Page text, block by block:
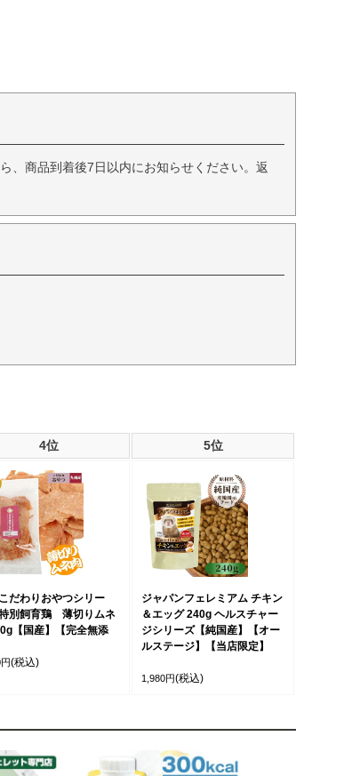
、商品到着後7日以内にお知らせください。返
4位 5位
だわりおやつシリー
別飼育鶏 薄切りムネ
【国産】【完全無添
(税込)
ジャパンフェレミアム チキン
＆エッグ 240g ヘルスチャー
ジシリーズ【純国産】【オー
ルステージ】【当店限定】
1,980円(税込)